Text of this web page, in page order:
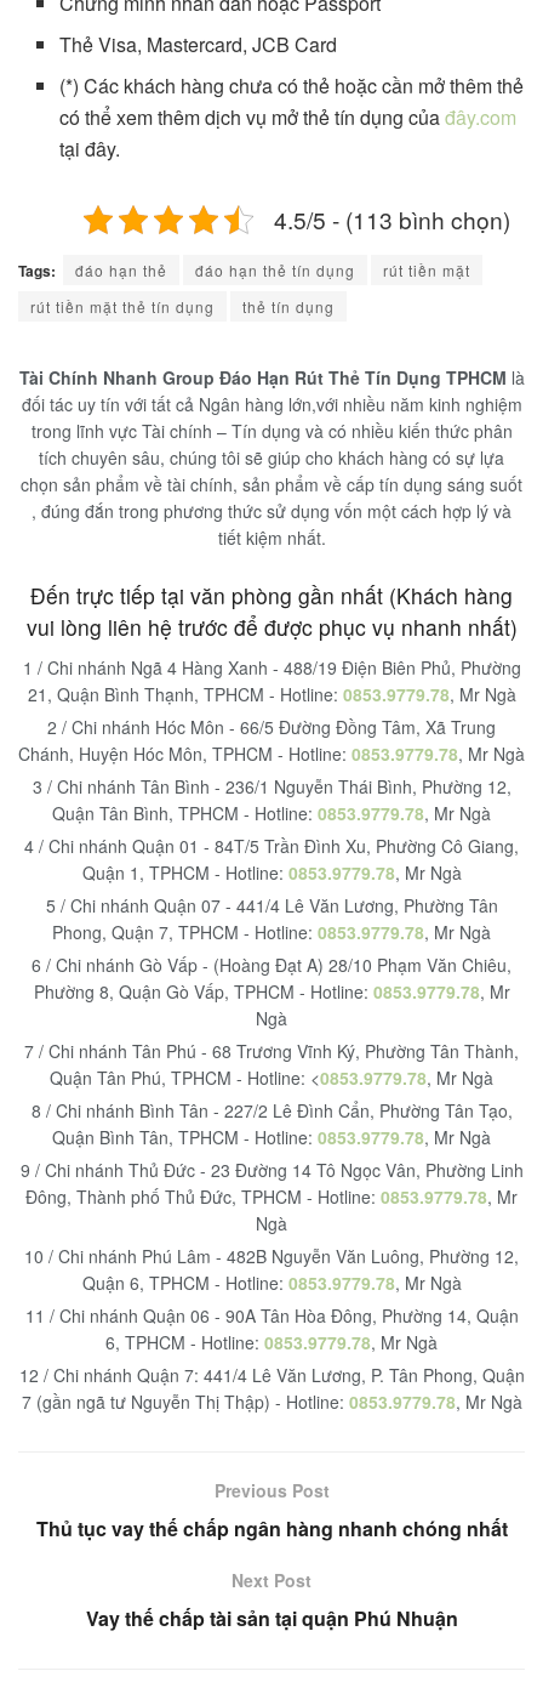
Thẻ Visa, Mastercard, JCB Card
(*) Các khách hàng chưa có thẻ hoặc cần mở thêm thẻ
có thể xem thêm dịch vụ mở thẻ tín dụng củađây.com
tại đây.
4.5/5 - (113 bình chọn)
Tags: đáo hạn thẻ đáo hạn thẻ tín dụng
rút tiền mặt
rút tiền mặt thẻ tín dụng
thẻ tín dụng
Tài Chính Nhanh Group Đáo Hạn Rút Thẻ Tín Dụng TPHCM là
đối tác uy tín với tất cả Ngân hàng lớn,với nhiều năm kinh nghiệm
trong lĩnh vực Tài chính – Tín dụng và có nhiều kiến thức phân
tích chuyên sâu, chúng tôi sẽ giúp cho khách hàng có sự lựa
chọn sản phẩm về tài chính, sản phẩm về cấp tín dụng sáng suốt
, đúng đắn trong phương thức sử dụng vốn một cách hợp lý và
tiết kiệm nhất.
Đến trực tiếp tại văn phòng gần nhất (Khách hàng
vui lòng liên hệ trước để được phục vụ nhanh nhất)
1 / Chi nhánh Ngã 4 Hàng Xanh - 488/19 Điện Biên Phủ, Phường
21, Quận Bình Thạnh, TPHCM - Hotline: 0853.9779.78, Mr Ngà
2 / Chi nhánh Hóc Môn - 66/5 Đường Đồng Tâm, Xã Trung
Chánh, Huyện Hóc Môn, TPHCM - Hotline: 0853.9779.78, Mr Ngà
3 / Chi nhánh Tân Bình - 236/1 Nguyễn Thái Bình, Phường 12,
Quận Tân Bình, TPHCM - Hotline: 0853.9779.78, Mr Ngà
4 / Chi nhánh Quận 01 - 84T/5 Trần Đình Xu, Phường Cô Giang,
Quận 1, TPHCM - Hotline: 0853.9779.78, Mr Ngà
5 / Chi nhánh Quận 07 - 441/4 Lê Văn Lương, Phường Tân
Phong, Quận 7, TPHCM - Hotline: 0853.9779.78, Mr Ngà
6 / Chi nhánh Gò Vấp - (Hoàng Đạt A) 28/10 Phạm Văn Chiêu,
Phường 8, Quận Gò Vấp, TPHCM - Hotline: 0853.9779.78, Mr
Ngà
7 / Chi nhánh Tân Phú - 68 Trương Vĩnh Ký, Phường Tân Thành,
Quận Tân Phú, TPHCM - Hotline: <0853.9779.78, Mr Ngà
8 / Chi nhánh Bình Tân - 227/2 Lê Đình Cẩn, Phường Tân Tạo,
Quận Bình Tân, TPHCM - Hotline: 0853.9779.78, Mr Ngà
9 / Chi nhánh Thủ Đức - 23 Đường 14 Tô Ngọc Vân, Phường Linh
Đông, Thành phố Thủ Đức, TPHCM - Hotline: 0853.9779.78, Mr
Ngà
10 / Chi nhánh Phú Lâm - 482B Nguyễn Văn Luông, Phường 12,
Quận 6, TPHCM - Hotline: 0853.9779.78, Mr Ngà
11 / Chi nhánh Quận 06 - 90A Tân Hòa Đông, Phường 14, Quận
6, TPHCM - Hotline: 0853.9779.78, Mr Ngà
12 / Chi nhánh Quận 7: 441/4 Lê Văn Lương, P. Tân Phong, Quận
7 (gần ngã tư Nguyễn Thị Thập) - Hotline: 0853.9779.78, Mr Ngà
Previous Post
Thủ tục vay thế chấp ngân hàng nhanh chóng nhất
Next Post
Vay thế chấp tài sản tại quận Phú Nhuận